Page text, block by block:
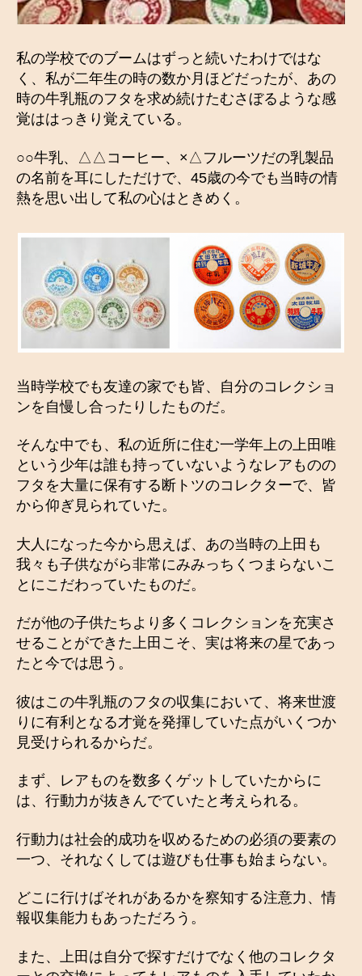
私の学校でのブームはずっと続いたわけではな
く、私が二年生の時の数か月ほどだったが、あの
時の牛乳瓶のフタを求め続けたむさぼるような感
覚ははっきり覚えている。
○○牛乳、△△コーヒー、×△フルーツだの乳製品
の名前を耳にしただけで、45歳の今でも当時の情
熱を思い出して私の心はときめく。
当時学校でも友達の家でも皆、自分のコレクショ
ンを自慢し合ったりしたものだ。
そんな中でも、私の近所に住む一学年上の上田唯
という少年は誰も持っていないようなレアものの
フタを大量に保有する断トツのコレクターで、皆
から仰ぎ見られていた。
大人になった今から思えば、あの当時の上田も
我々も子供ながら非常にみみっちくつまらないこ
とにこだわっていたものだ。
だが他の子供たちより多くコレクションを充実さ
せることができた上田こそ、実は将来の星であっ
たと今では思う。
彼はこの牛乳瓶のフタの収集において、将来世渡
りに有利となる才覚を発揮していた点がいくつか
見受けられるからだ。
まず、レアものを数多くゲットしていたからに
は、行動力が抜きんでていたと考えられる。
行動力は社会的成功を収めるための必須の要素の
一つ、それなくしては遊びも仕事も始まらない。
どこに行けばそれがあるかを察知する注意力、情
報収集能力もあっただろう。
また、上田は自分で探すだけでなく他のコレクタ